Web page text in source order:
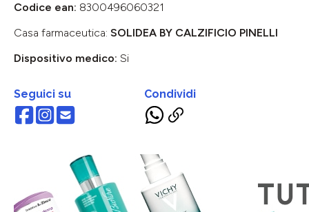
Codice ean: 8300496060321
Casa farmaceutica: SOLIDEA BY CALZIFICIO PINELLI
Dispositivo medico: Si
Seguici su Condividi